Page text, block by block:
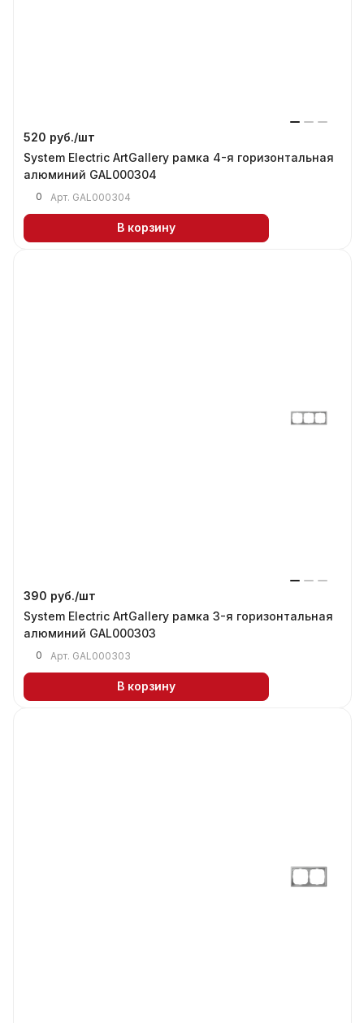
520 руб./шт
System Electric ArtGallery рамка 4-я горизонтальная
алюминий GAL000304
0 Арт. GAL000304
В корзину
390 руб./шт
System Electric ArtGallery рамка 3-я горизонтальная
алюминий GAL000303
0 Арт. GAL000303
В корзину